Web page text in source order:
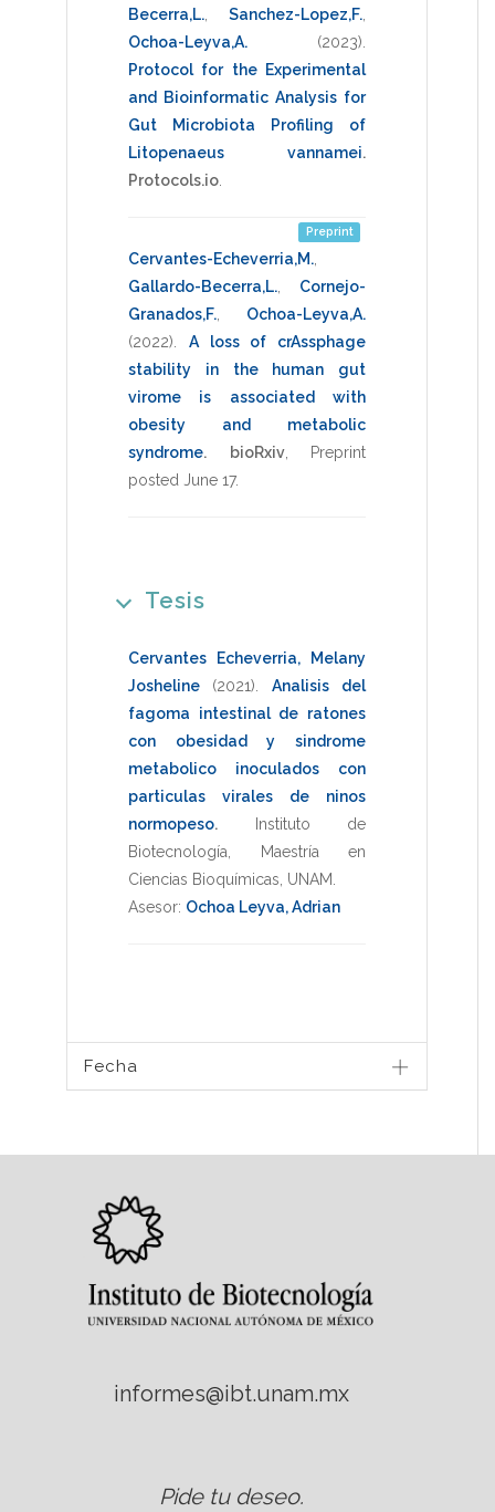
Becerra,L. Sanchez-Lopez,F.
Ochoa-Leyva,A.
(2023)
Protocol for the Experimental
and Bioinformatic Analysis for
Gut Microbiota Profiling of
Litopenaeus vannamei.
Protocols.io
Preprint
Cervantes-Echeverria,M.
Gallardo-Becerra,L.
Cornejo-
Granados,F.
Ochoa-Leyva,A.
(2022)
A loss of crAssphage
stability in the human gut
virome is associated with
obesity and metabolic
syndrome. bioRxiv, Preprint
posted June 17.
Tesis
Cervantes Echeverria, Melany
Josheline (2021)
Analisis del
fagoma intestinal de ratones
con obesidad y sindrome
metabolico inoculados con
particulas virales de ninos
normopeso.
Instituto de
Biotecnología
Maestría en
Ciencias Bioquímicas UNAM
Asesor: Ochoa Leyva, Adrian
Fecha
informes@ibt.unam.mx
Pide tu deseo.